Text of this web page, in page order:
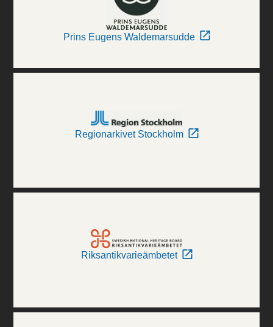
Prins Eugens Waldemarsudde
Regionarkivet Stockholm
Riksantikvarieämbetet